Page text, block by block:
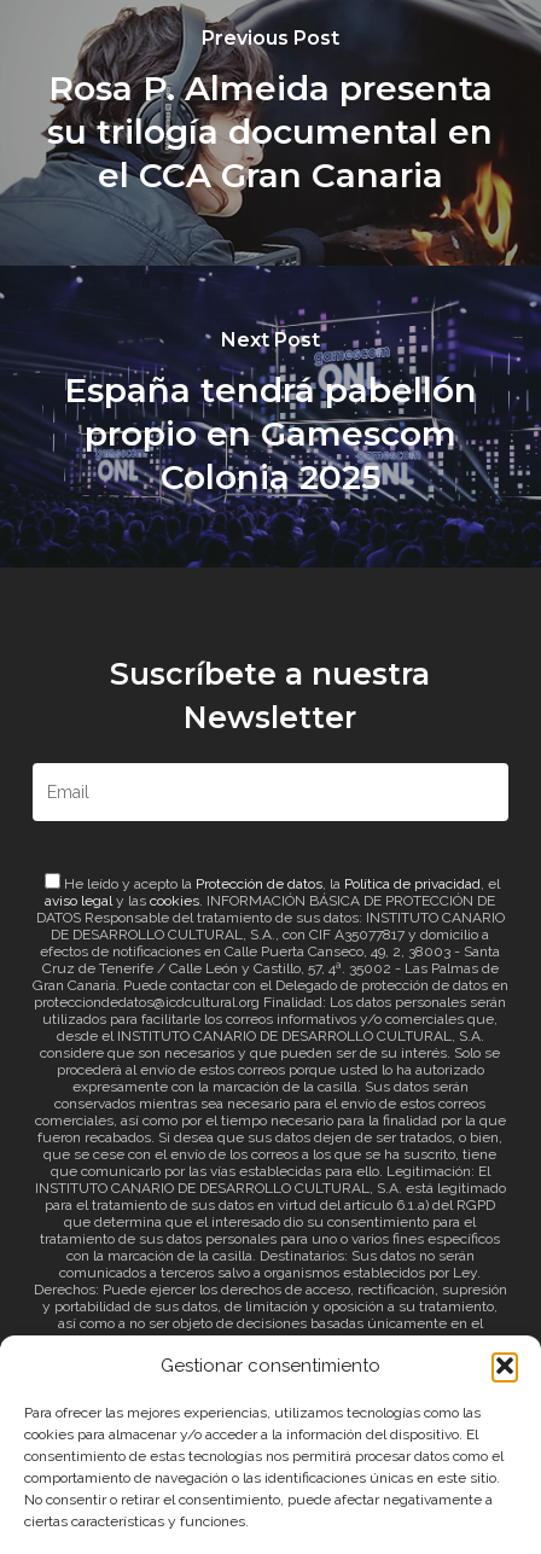
Gestionar consentimiento
Para ofrecer las mejores experiencias, utilizamos tecnologías como las
cookies para almacenar y/o acceder a la información del dispositivo. El
consentimiento de estas tecnologías nos permitirá procesar datos como el
comportamiento de navegación o las identificaciones únicas en este sitio.
No consentir o retirar el consentimiento, puede afectar negativamente a
ciertas características y funciones.
Previous Post
Rosa P. Almeida presenta
su trilogía documental en
el CCA Gran Canaria
Next Post
España tendrá pabellón
propio en Gamescom
Colonia 2025
Suscríbete a nuestra
Newsletter
He leído y acepto la Protección de datos, la Política de privacidad, el
aviso legaly lascookies. INFORMACIÓN BÁSICA DE PROTECCIÓN DE
DATOS Responsable del tratamiento de sus datos: INSTITUTO CANARIO
DE DESARROLLO CULTURAL, S.A., con CIF A35077817 y domicilio a
efectos de notificaciones en Calle Puerta Canseco, 49, 2, 38003 - Santa
Cruz de Tenerife / Calle León y Castillo, 57, 4ª. 35002 - Las Palmas de
Gran Canaria. Puede contactar con el Delegado de protección de datos en
protecciondedatos@icdcultural.org Finalidad: Los datos personales serán
utilizados para facilitarle los correos informativos y/o comerciales que,
desde el INSTITUTO CANARIO DE DESARROLLO CULTURAL, S.A.
considere que son necesarios y que pueden ser de su interés. Solo se
procederá al envío de estos correos porque usted lo ha autorizado
expresamente con la marcación de la casilla. Sus datos serán
conservados mientras sea necesario para el envío de estos correos
comerciales, así como por el tiempo necesario para la finalidad por la que
fueron recabados. Si desea que sus datos dejen de ser tratados, o bien,
que se cese con el envío de los correos a los que se ha suscrito, tiene
que comunicarlo por las vías establecidas para ello. Legitimación: El
INSTITUTO CANARIO DE DESARROLLO CULTURAL, S.A. está legitimado
para el tratamiento de sus datos en virtud del artículo 6.1.a) del RGPD
que determina que el interesado dio su consentimiento para el
tratamiento de sus datos personales para uno o varios fines específicos
con la marcación de la casilla. Destinatarios: Sus datos no serán
comunicados a terceros salvo a organismos establecidos por Ley.
Derechos: Puede ejercer los derechos de acceso, rectificación, supresión
y portabilidad de sus datos, de limitación y oposición a su tratamiento,
así como a no ser objeto de decisiones basadas únicamente en el
tratamiento automatizado de sus datos y revocar el consentimiento
prestado. Información adicional: Puede consultar la información adicional
a través del siguienteenlace.